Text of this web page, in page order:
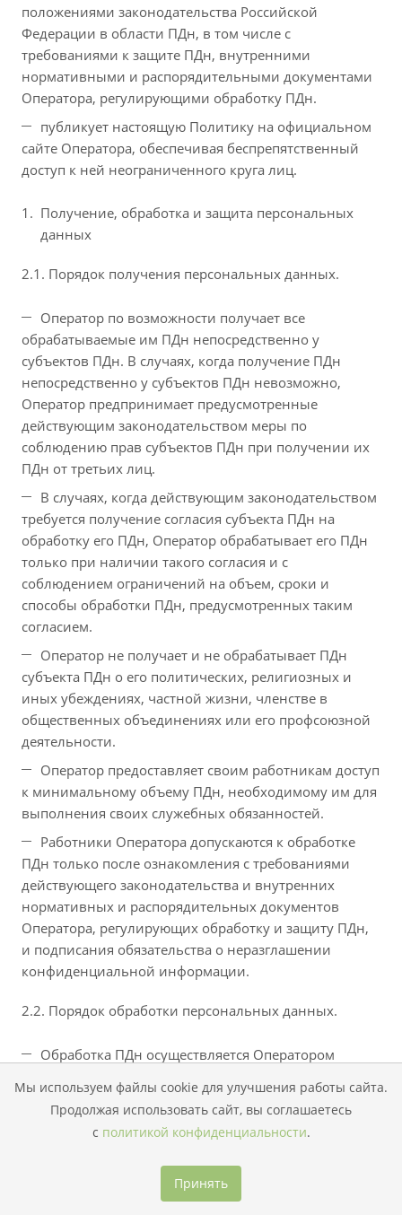
Мы используем файлы cookie для улучшения работы сайта.
Продолжая использовать сайт, вы соглашаетесь
с политикой конфиденциальности.
Принять
положениями законодательства Российской
Федерации в области ПДн, в том числе с
требованиями к защите ПДн, внутренними
нормативными и распорядительными документами
Оператора, регулирующими обработку ПДн.
публикует настоящую Политику на официальном
сайте Оператора, обеспечивая беспрепятственный
доступ к ней неограниченного круга лиц.
Получение, обработка и защита персональных
данных
2.1. Порядок получения персональных данных.
Оператор по возможности получает все
обрабатываемые им ПДн непосредственно у
субъектов ПДн. В случаях, когда получение ПДн
непосредственно у субъектов ПДн невозможно,
Оператор предпринимает предусмотренные
действующим законодательством меры по
соблюдению прав субъектов ПДн при получении их
ПДн от третьих лиц.
В случаях, когда действующим законодательством
требуется получение согласия субъекта ПДн на
обработку его ПДн, Оператор обрабатывает его ПДн
только при наличии такого согласия и с
соблюдением ограничений на объем, сроки и
способы обработки ПДн, предусмотренных таким
согласием.
Оператор не получает и не обрабатывает ПДн
субъекта ПДн о его политических, религиозных и
иных убеждениях, частной жизни, членстве в
общественных объединениях или его профсоюзной
деятельности.
Оператор предоставляет своим работникам доступ
к минимальному объему ПДн, необходимому им для
выполнения своих служебных обязанностей.
Работники Оператора допускаются к обработке
ПДн только после ознакомления с требованиями
действующего законодательства и внутренних
нормативных и распорядительных документов
Оператора, регулирующих обработку и защиту ПДн,
и подписания обязательства о неразглашении
конфиденциальной информации.
2.2. Порядок обработки персональных данных.
Обработка ПДн осуществляется Оператором
(получении). В частности, обработка ПДн
сотрудников осуществляется в целях исполнения
возложенных на Оператора действующим
законодательством и трудовым договором
обязанностей работодателя, а обработка ПДн
пациентов, заявителей в целях оказания